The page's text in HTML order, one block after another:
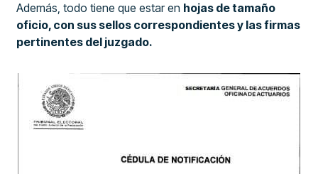
Además, todo tiene que estar en hojas de tamaño
oficio, con sus sellos correspondientes y las firmas
pertinentes del juzgado.